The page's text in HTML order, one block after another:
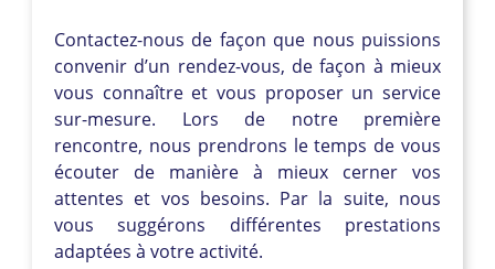
Contactez-nous de façon que nous puissions
convenir d’un rendez-vous, de façon à mieux
vous connaître et vous proposer un service
sur-mesure. Lors de notre première
rencontre, nous prendrons le temps de vous
écouter de manière à mieux cerner vos
attentes et vos besoins. Par la suite, nous
vous suggérons différentes prestations
adaptées à votre activité.